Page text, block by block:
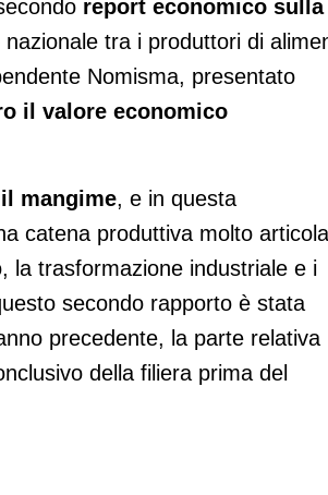
report economico sulla
nazionale tra i produttori di
Nomisma, presentato
il valore economico
mangime, e in questa
catena produttiva molto
la trasformazione industriale e i
secondo rapporto è stata
precedente, la parte relativa
della filiera prima del